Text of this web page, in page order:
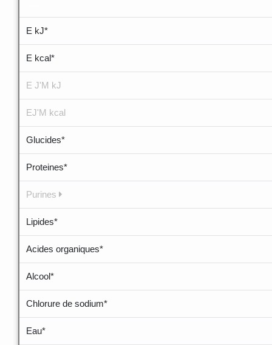
E kJ*
E kcal*
E J'M kJ
EJ'M kcal
Glucides*
Proteines*
Purines
Lipides*
Acides organiques*
Alcool*
Chlorure de sodium*
Eau*